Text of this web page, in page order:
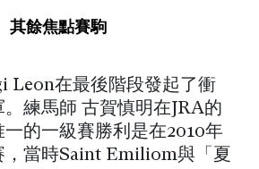
其餘焦點賽駒
Leon在最後階段發起了衝
練馬師 古賀慎明在JRA的
的一級賽勝利是在2010年
，當時Saint Emiliom與「夏